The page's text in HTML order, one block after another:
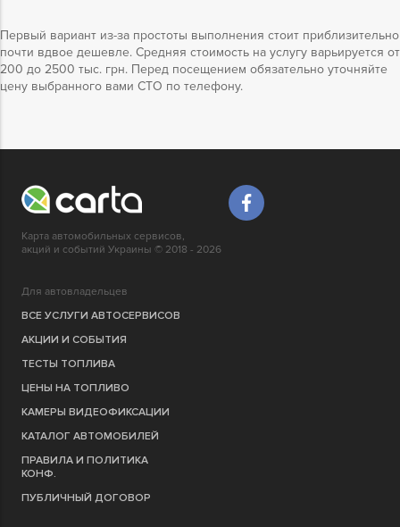
Первый вариант из-за простоты выполнения стоит приблизительно
почти вдвое дешевле. Средняя стоимость на услугу варьируется от
200 до 2500 тыс. грн. Перед посещением обязательно уточняйте
цену выбранного вами СТО по телефону.
Карта автомобильных сервисов,
акций и событий Украины © 2018 - 2026
Для автовладельцев
ВСЕ УСЛУГИ АВТОСЕРВИСОВ
АКЦИИ И СОБЫТИЯ
ТЕСТЫ ТОПЛИВА
ЦЕНЫ НА ТОПЛИВО
КАМЕРЫ ВИДЕОФИКСАЦИИ
КАТАЛОГ АВТОМОБИЛЕЙ
ПРАВИЛА И ПОЛИТИКА
КОНФ.
ПУБЛИЧНЫЙ ДОГОВОР